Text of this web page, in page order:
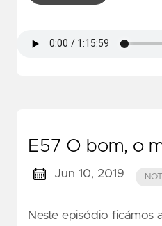
E57 O bom, o
Jun 10, 2019
Neste episódio ficámos